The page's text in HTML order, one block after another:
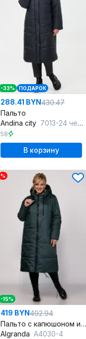
-33% ПОДАРОК
288.41 BYN430.47
Пальто
Andina city 7013-24 черный
58
В корзину
%
-15%
419 BYN492.94
Пальто с капюшоном и наклонными карманами, стёганое утеплённое
Algranda А4030-4